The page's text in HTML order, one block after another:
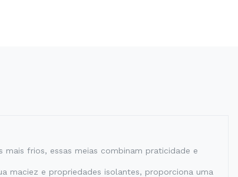
mais frios, essas meias combinam praticidade e
maciez e propriedades isolantes, proporciona uma